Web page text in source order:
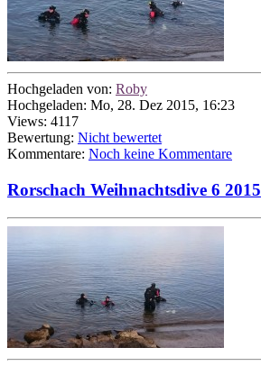
Hochgeladen von: Roby
Hochgeladen: Mo, 28. Dez 2015, 16:23
Views: 4117
Bewertung: Nicht bewertet
Kommentare: Noch keine Kommentare
Rorschach Weihnachtsdive 6 2015